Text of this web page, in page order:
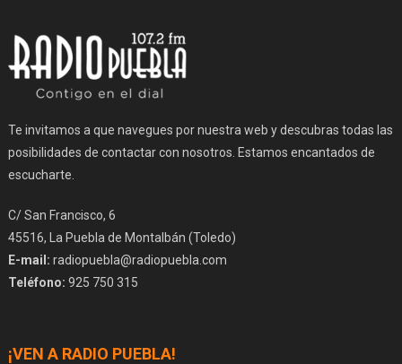
Te invitamos a que navegues por nuestra web y descubras todas las
posibilidades de contactar con nosotros. Estamos encantados de
escucharte.
C/ San Francisco, 6
45516, La Puebla de Montalbán (Toledo)
E-mail: radiopuebla@radiopuebla.com
Teléfono: 925 750 315
¡VEN A RADIO PUEBLA!